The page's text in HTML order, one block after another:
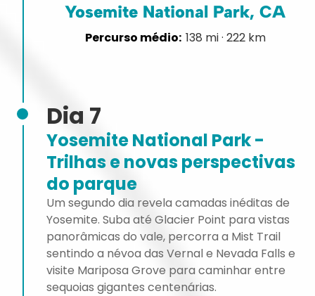
Yosemite National Park, CA
138 mi · 222 km
Dia 7
Yosemite National Park -
Trilhas e novas perspectivas
do parque
Um segundo dia revela camadas inéditas de
Yosemite. Suba até Glacier Point para vistas
panorâmicas do vale, percorra a Mist Trail
sentindo a névoa das Vernal e Nevada Falls e
visite Mariposa Grove para caminhar entre
sequoias gigantes centenárias.